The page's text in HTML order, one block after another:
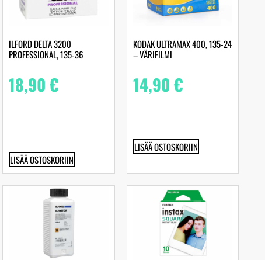
ILFORD DELTA 3200
PROFESSIONAL, 135-36
18,90€
LISÄÄ OSTOSKORIIN
KODAK ULTRAMAX 400, 135-24
– VÄRIFILMI
14,90€
LISÄÄ OSTOSKORIIN